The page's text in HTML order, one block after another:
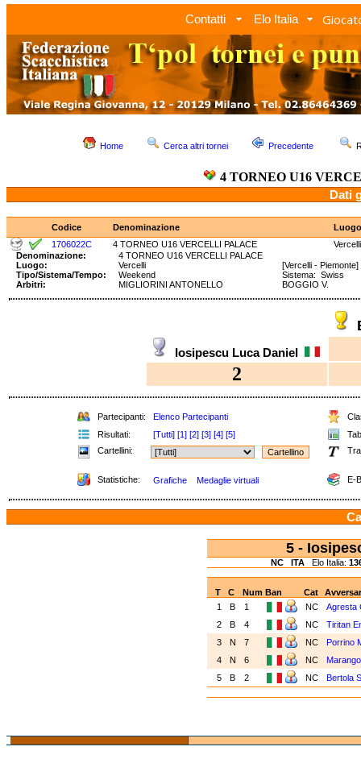
Contatti Elo Italia
Home Cerca altri tornei Precedente
4 TORNEO U16
Dati
Codice Denominazione
Luogo
1706022C
4 TORNEO U16 VERCELLI PALACE
Vercelli
Denominazione:
4 TORNEO U16 VERCELLI PALACE
Luogo:
Vercelli
[Vercelli - Piemonte]
Tipo/Sistema/Tempo:
Weekend
Sistema: Swiss
Arbitri:
MIGLIORINI ANTONELLO BOGGIO V.
Iosipescu Luca Daniel
2
Partecipanti: Elenco Partecipanti
Risultati:
[Tutti] [1] [2] [3] [4] [5]
Cartellini:
Statistiche: Grafiche Medaglie virtuali E-
5 -
NC ITAElo Italia:
T C NumBan Cat
1
B 1 NC
Agresta
2
B 4 NC
Tiritan
3
N 7 NC
Porrino
4
N 6 NC
5
B 2 NC Bertola